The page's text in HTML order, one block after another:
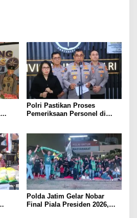
Polri Pastikan Proses
Pemeriksaan Personel di
Polda Jatim Gelar Nobar
Final Piala Presiden 2026,